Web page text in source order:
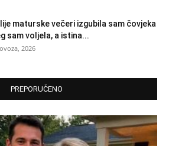
maturske večeri izgubila sam čovjeka
sam voljela, a istina...
2026
PREPORUČENO